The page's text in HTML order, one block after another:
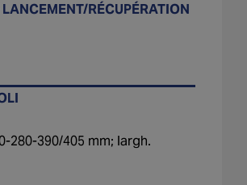
RÉCUPÉRATION
280-390/405 mm; largh.